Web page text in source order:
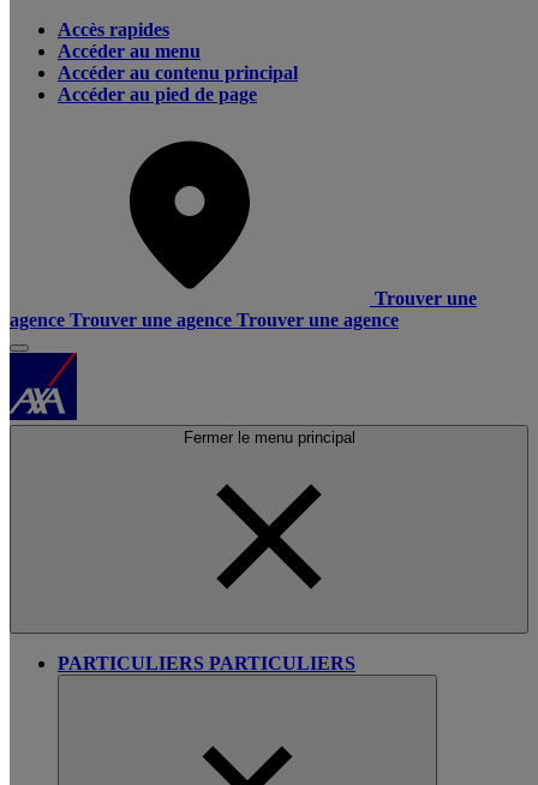
Accès rapides
Accéder au menu
Accéder au contenu principal
Accéder au pied de page
Trouver une
agence Trouver une agence Trouver une agence
Fermer le menu principal
PARTICULIERS PARTICULIERS